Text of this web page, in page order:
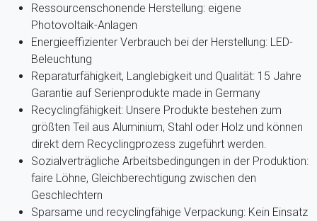
Ressourcenschonende Herstellung: eigene
Photovoltaik-Anlagen
Energieeffizienter Verbrauch bei der Herstellung: LED-
Beleuchtung
Reparaturfähigkeit, Langlebigkeit und Qualität: 15 Jahre
Garantie auf Serienprodukte made in Germany
Recyclingfähigkeit: Unsere Produkte bestehen zum
größten Teil aus Aluminium, Stahl oder Holz und können
direkt dem Recyclingprozess zugeführt werden.
Sozialverträgliche Arbeitsbedingungen in der Produktion:
faire Löhne, Gleichberechtigung zwischen den
Geschlechtern
Sparsame und recyclingfähige Verpackung: Kein Einsatz